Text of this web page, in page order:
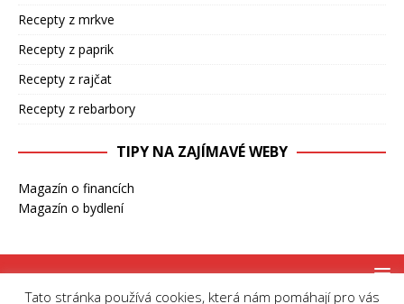
Recepty z mrkve
Recepty z paprik
Recepty z rajčat
Recepty z rebarbory
TIPY NA ZAJÍMAVÉ WEBY
Magazín o financích
Magazín o bydlení
Tato stránka používá cookies, která nám pomáhají pro vás